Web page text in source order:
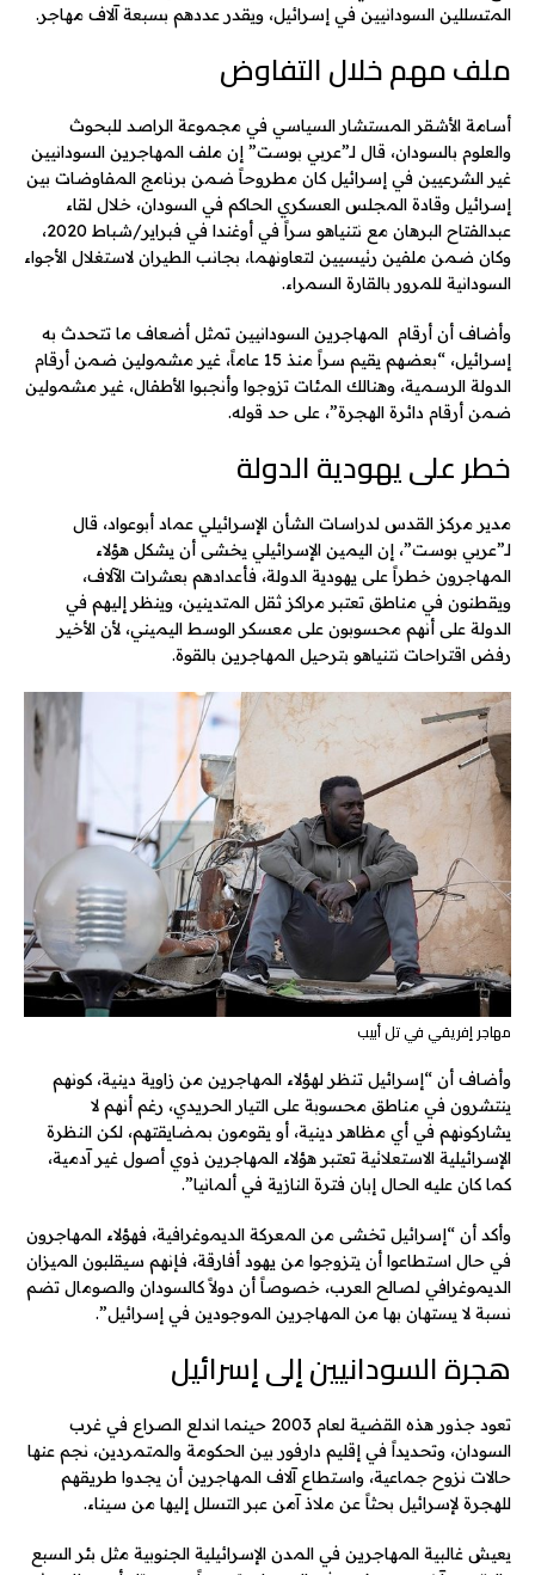
المتسللين السودانيين في إسرائيل، ويقدر عددهم بسبعة آلاف مهاجر.
ملف مهم خلال التفاوض
أسامة الأشقر المستشار السياسي في مجموعة الراصد للبحوث
والعلوم بالسودان، قال لـ”عربي بوست” إن ملف المهاجرين السودانيين
غير الشرعيين في إسرائيل كان مطروحاً ضمن برنامج المفاوضات بين
إسرائيل وقادة المجلس العسكري الحاكم في السودان، خلال لقاء
عبدالفتاح البرهان مع نتنياهو سراً في أوغندا في فبراير/شباط 2020،
وكان ضمن ملفين رئيسيين لتعاونهما، بجانب الطيران لاستغلال الأجواء
السودانية للمرور بالقارة السمراء.
وأضاف أن أرقام المهاجرين السودانيين تمثل أضعاف ما تتحدث به
إسرائيل، “بعضهم يقيم سراً منذ 15 عاماً، غير مشمولين ضمن أرقام
الدولة الرسمية، وهنالك المئات تزوجوا وأنجبوا الأطفال، غير مشمولين
ضمن أرقام دائرة الهجرة”، على حد قوله.
خطر على يهودية الدولة
مدير مركز القدس لدراسات الشأن الإسرائيلي عماد أبوعواد، قال
لـ”عربي بوست”، إن اليمين الإسرائيلي يخشى أن يشكل هؤلاء
المهاجرون خطراً على يهودية الدولة، فأعدادهم بعشرات الآلاف،
ويقطنون في مناطق تعتبر مراكز ثقل المتدينين، وينظر إليهم في
الدولة على أنهم محسوبون على معسكر الوسط اليميني، لأن الأخير
رفض اقتراحات نتنياهو بترحيل المهاجرين بالقوة.
مهاجر إفريقي في تل أبيب
وأضاف أن “إسرائيل تنظر لهؤلاء المهاجرين من زاوية دينية، كونهم
ينتشرون في مناطق محسوبة على التيار الحريدي، رغم أنهم لا
يشاركونهم في أي مظاهر دينية، أو يقومون بمضايقتهم، لكن النظرة
الإسرائيلية الاستعلائية تعتبر هؤلاء المهاجرين ذوي أصول غير آدمية،
كما كان عليه الحال إبان فترة النازية في ألمانيا”.
وأكد أن “إسرائيل تخشى من المعركة الديموغرافية، فهؤلاء المهاجرون
في حال استطاعوا أن يتزوجوا من يهود أفارقة، فإنهم سيقلبون الميزان
الديموغرافي لصالح العرب، خصوصاً أن دولاً كالسودان والصومال تضم
نسبة لا يستهان بها من المهاجرين الموجودين في إسرائيل”.
هجرة السودانيين إلى إسرائيل
تعود جذور هذه القضية لعام 2003 حينما اندلع الصراع في غرب
السودان، وتحديداً في إقليم دارفور بين الحكومة والمتمردين، نجم عنها
حالات نزوح جماعية، واستطاع آلاف المهاجرين أن يجدوا طريقهم
للهجرة لإسرائيل بحثاً عن ملاذ آمن عبر التسلل إليها من سيناء.
يعيش غالبية المهاجرين في المدن الإسرائيلية الجنوبية مثل بئر السبع